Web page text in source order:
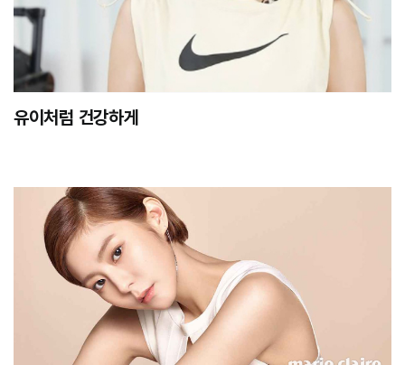
유이처럼 건강하게